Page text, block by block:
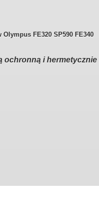
Olympus FE320 SP590 FE340
ochronną i hermetycznie